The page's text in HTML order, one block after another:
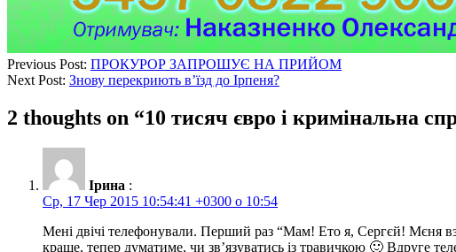
Previous Post: ПРОКУРОР ЗАПРОШУЄ НА ПРИЙОМ
Next Post: Знову перекриють в’їзд до Ірпеня?
2 thoughts on “10 тисяч євро і кримінальна
Ірина :
Ср, 17 Чер 2015 10:54:41 +0300 о 10:54
Мені двічі телефонували. Перший раз “Мам! Ето я, Сергєй! Мєня
краще, тепер думатиме, чи зв’язуватись із травичкою 🙂 Вдруге